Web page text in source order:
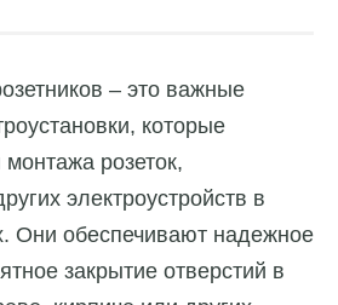
– это важные
которые
розеток,
электроустройств в
Они обеспечивают надежное
закрытие отверстий в